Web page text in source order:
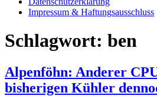
Impressum & Haftungsausschluss
Schlagwort: ben
Alpenföhn: Anderer
bisherigen Kühler